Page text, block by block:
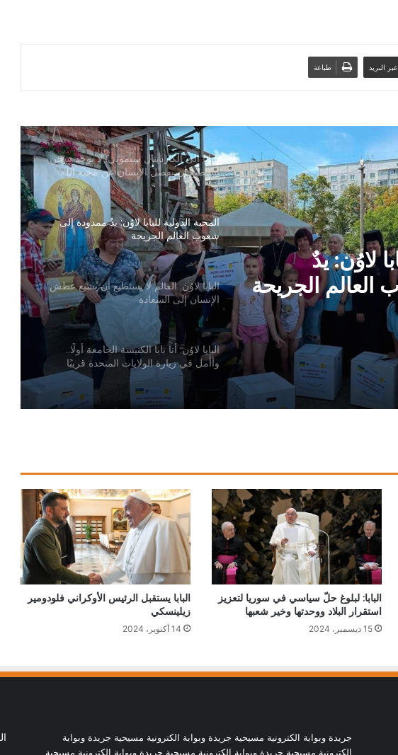
البريد طباعة
لاوُن: يدٌ
الجريحة
الجمعية العامة لاتحاد مجالس أساقفة آسيا
سيامة أسقفية في الصين تظهر التزام البابا
البابا إلى الكاردينال سيموني: لا يوجد سجن
يستطيع أن يفصل الإنسان عن محبة الله
المحبة الدولية للبابا لاوُن: يدٌ ممدودة إلى
شعوب العالم الجريحة
البابا لاوُن: العالم لا يستطيع أن يُشبع عطش
الإنسان إلى السعادة
البابا لاوُن: أنا بابا الكنيسة الجامعة أولًا..
وأأمل في زيارة الولايات المتحدة قريبًا
البابا لاوُن يصدر القانون الأساسي الجديد
البابا: لتكن كل أداة تكنولوجية في خدمة
الحقيقة والخير
البابا لمشاركي أكبر مهرجان كاثوليكي في
أمريكا اللاتينية: حياة بلا مسيح هي حياة بلا
نعمة
البابا يدعو إلى العودة للتفاوض من أجل حلّ
سياسي عادل في الأرض المقدسة
البابا لاوُن يوجه رسالة إلى المشاركين في
سيامة أسقفية في الصين تظهر التزام البابا
لاوُن اتفاق تسمية المطارنة
البابا: لبلوغ حلّ سياسي في سوريا لتعزيز
استقرار البلاد ووحدتها وخير شعبها
15 ديسمبر، 2024
البابا يستقبل الرئيس الأوكراني فلودومير
زيلينسكي
14 أكتوبر، 2024
جريدة وبوابة الكترونية مسيحية جريدة وبوابة الكترونية مسيحية جريدة وبوابة
الكترونية مسيحية جريدة وبوابة الكترونية مسيحية جريدة وبوابة الكترونية مسيحية